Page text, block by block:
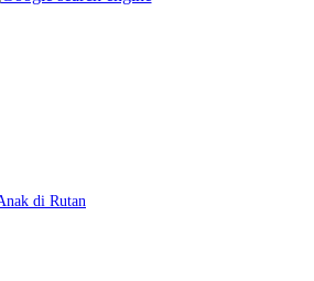
di Rutan